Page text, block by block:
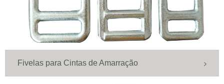
Fivelas para Cintas de Amarração